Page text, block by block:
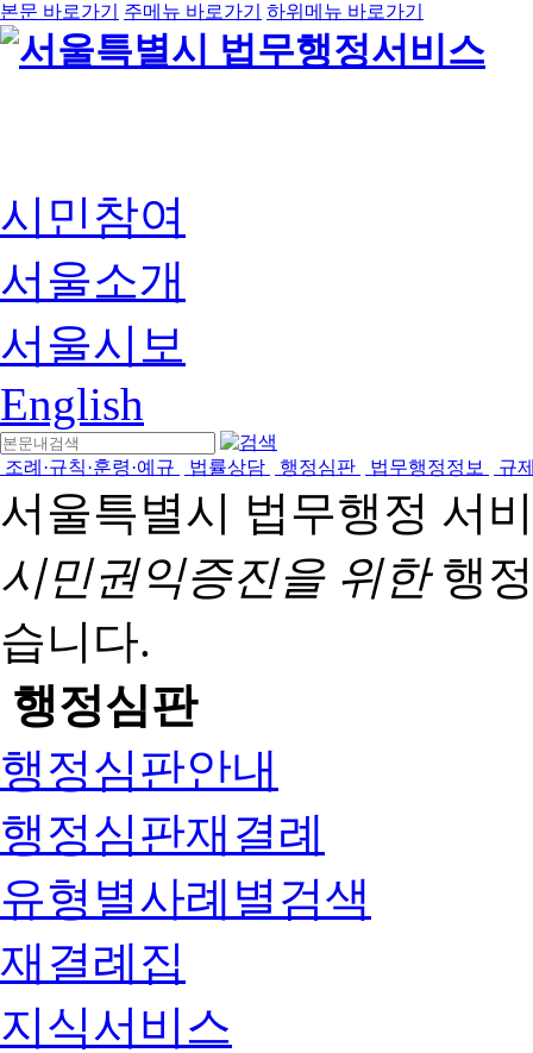
본문 바로가기 주메뉴 바로가기 하위메뉴 바로가기
시민참여
서울소개
서울시보
English
조례·규칙·훈령·예규 법률상담 행정심판 법무행정정보 규
서울특별시 법무행정 서
시민권익증진을 위한행
습니다.
행정심판
행정심판안내
행정심판재결례
유형별사례별검색
재결례집
지식서비스